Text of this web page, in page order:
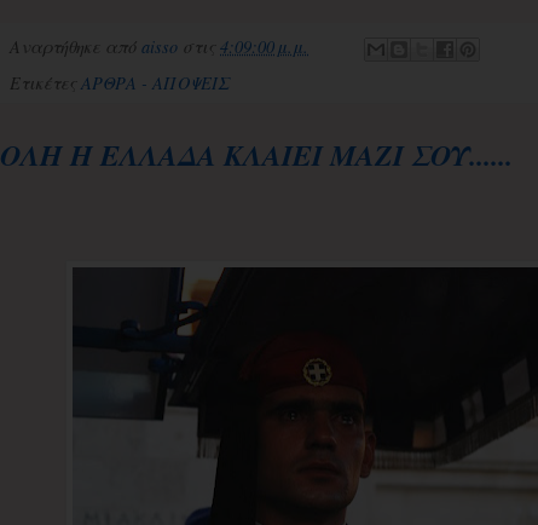
Αναρτήθηκε από aisso στις 4:09:00 μ.μ.
Ετικέτες ΑΡΘΡΑ - ΑΠΟΨΕΙΣ
ΟΛΗ Η ΕΛΛΑΔΑ ΚΛΑΙΕΙ ΜΑΖΙ ΣΟΥ......